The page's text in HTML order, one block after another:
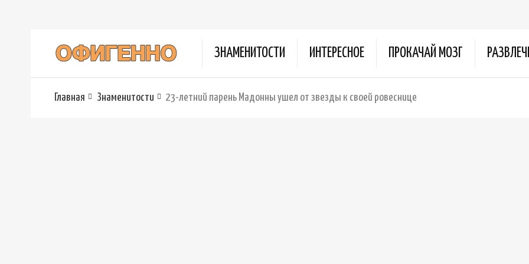
ЗНАМЕНИТОСТИ ИНТЕРЕСНОЕ ПРОКАЧАЙ МОЗГ
Главная Знаменитости 23-летний парень Мадонны ушел от звезды к своей ровеснице